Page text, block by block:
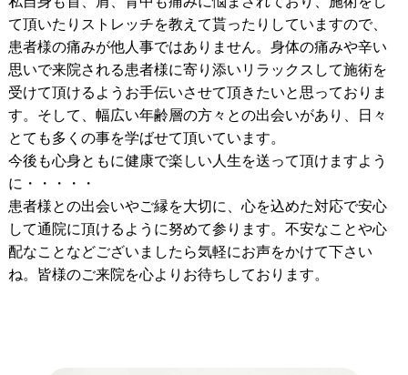
て頂いたりストレッチを教えて貰ったりしていますので、
患者様の痛みが他人事ではありません。身体の痛みや辛い
思いで来院される患者様に寄り添いリラックスして施術を
受けて頂けるようお手伝いさせて頂きたいと思っておりま
す。そして、幅広い年齢層の方々との出会いがあり、日々
とても多くの事を学ばせて頂いています。
今後も心身ともに健康で楽しい人生を送って頂けますよう
に・・・・・
患者様との出会いやご縁を大切に、心を込めた対応で安心
して通院に頂けるように努めて参ります。不安なことや心
配なことなどございましたら気軽にお声をかけて下さい
ね。皆様のご来院を心よりお待ちしております。